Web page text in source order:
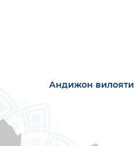
Андижон вилояти